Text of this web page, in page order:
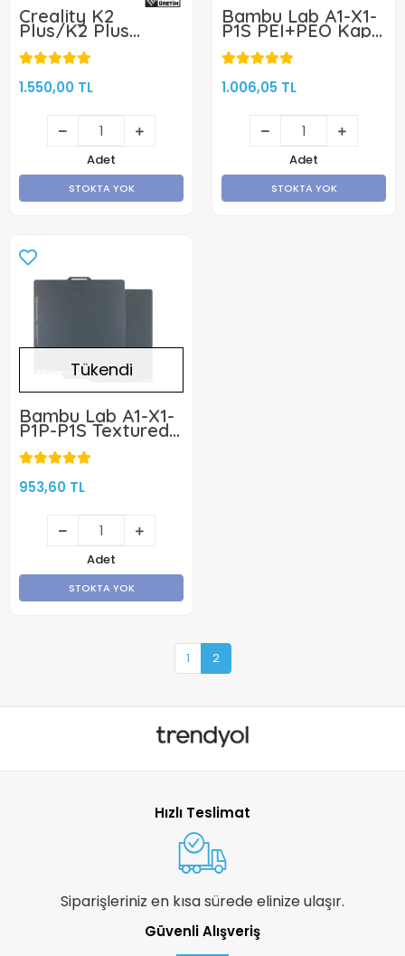
Creality K2
Plus/K2 Plus
Combo Pei Tabla -
370x370 mm
1.550,00 TL
Adet
STOKTA YOK
Bambu Lab A1-X1-
P1S PEI+PEO Kaplı
Yay Çeliği
Manyetik Tabla -
Yüzlü
1.006,05 TL
Adet
STOKTA YOK
Tükendi
Bambu Lab A1-X1-
P1P-P1S Textured
Pei Kaplı Yay Çeliği
Manyetik Tabla -
Yüzlü
953,60 TL
Adet
STOKTA YOK
1 2
Hızlı Teslimat
Siparişleriniz en kısa sürede elinize ulaşır.
Güvenli Alışveriş